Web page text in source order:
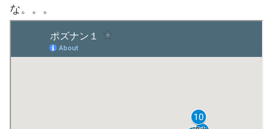
な。。。